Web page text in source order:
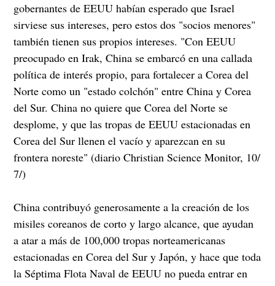
gobernantes de EEUU habían esperado que Israel
sirviese sus intereses, pero estos dos "socios menores"
también tienen sus propios intereses. "Con EEUU
preocupado en Irak, China se embarcó en una callada
política de interés propio, para fortalecer a Corea del
Norte como un "estado colchón" entre China y Corea
del Sur. China no quiere que Corea del Norte se
desplome, y que las tropas de EEUU estacionadas en
Corea del Sur llenen el vacío y aparezcan en su
frontera noreste" (diario Christian Science Monitor, 10/
7/)
China contribuyó generosamente a la creación de los
misiles coreanos de corto y largo alcance, que ayudan
a atar a más de 100,000 tropas norteamericanas
estacionadas en Corea del Sur y Japón, y hace que toda
la Séptima Flota Naval de EEUU no pueda entrar en